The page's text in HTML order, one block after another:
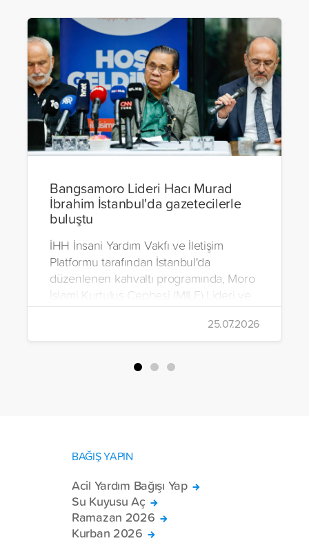
Bangsamoro Lideri Hacı Murad
İbrahim İstanbul'da gazetecilerle
buluştu
İHH İnsani Yardım Vakfı ve İletişim
Platformu tarafından İstanbul'da
düzenlenen kahvaltı programında, Moro
İslami Kurtuluş Cephesi (MILF) Lideri ve
Bangsamoro Özerk Bölgesi Kurucu
Başbakanı Hacı Murad İbrahim, medya
mensuplarıyla bir araya geldi.
25.07.2026
BAĞIŞ YAPIN
Acil Yardım Bağışı Yap
Su Kuyusu Aç
Ramazan 2026
Kurban 2026